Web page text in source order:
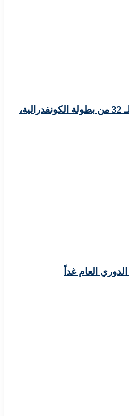
منافس الاهلى فى دور الـ 32 من بطولة الكونفدرالية،
العام غداً